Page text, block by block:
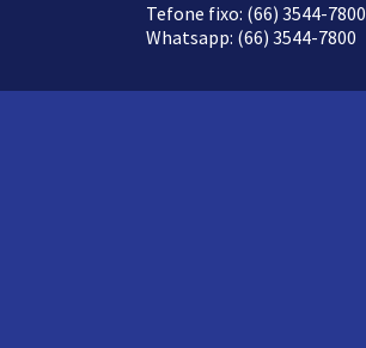
Tefone fixo: (66) 3544-7800
Whatsapp: (66) 3544-7800